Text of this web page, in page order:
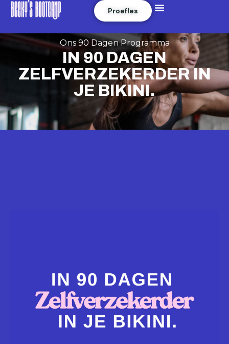
Skip
Menu
Proefles
Ons 90 Dagen Programma
IN 90 DAGEN
ZELFVERZEKERDER IN
JE BIKINI.